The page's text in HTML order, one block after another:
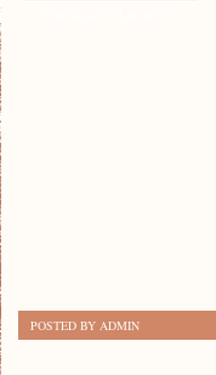
POSTED BY ADMIN